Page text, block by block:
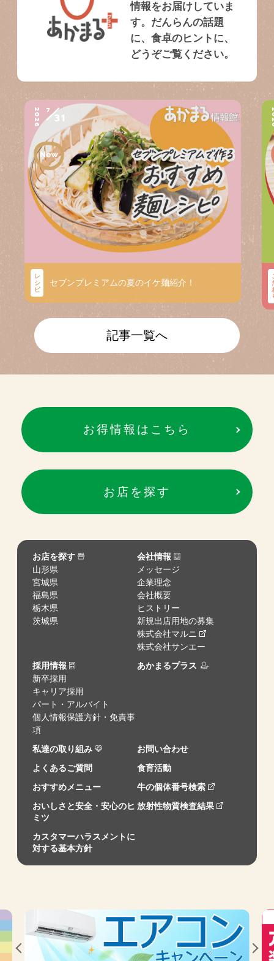
情報をお届けしていま
す。だんらんの話題
に、食卓のヒントに、
どうぞご覧ください。
2026 7
31
レ
シ
ピ
セブンプレミアムの夏のイケ麺紹介！
記事一覧へ
お得情報はこちら
お店を探す
お店を探す
山形県
宮城県
福島県
栃木県
茨城県
会社情報
メッセージ
企業理念
会社概要
ヒストリー
新規出店用地の募集
株式会社マルニ
株式会社サンエー
採用情報
新卒採用
キャリア採用
パート・アルバイト
個人情報保護方針・免責事
項
あかまるプラス
私達の取り組み
お問い合わせ
よくあるご質問
食育活動
おすすめメニュー
牛の個体番号検索
おいしさと安全・安心のヒ
ミツ
放射性物質検査結果
カスタマーハラスメントに
対する基本方針